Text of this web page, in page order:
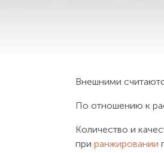
Внешними
По отношению к
Количество и
при ранжировании